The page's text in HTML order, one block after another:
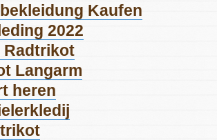
Kaufen
2022
Radtrikot
Langarm
heren